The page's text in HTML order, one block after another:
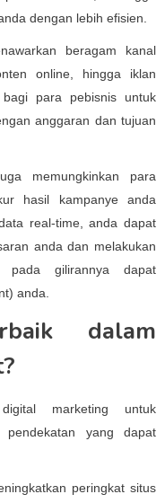
dengan lebih efisien.
beragam kanal
online, hingga iklan
para pebisnis untuk
anggaran dan tujuan
memungkinkan para
hasil kampanye anda
real-time, anda dapat
anda dan melakukan
pada gilirannya dapat
anda.
dalam
marketing untuk
pendekatan yang dapat
peringkat situs